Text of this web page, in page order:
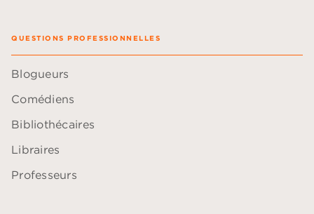
QUESTIONS PROFESSIONNELLES
Blogueurs
Comédiens
Bibliothécaires
Libraires
Professeurs